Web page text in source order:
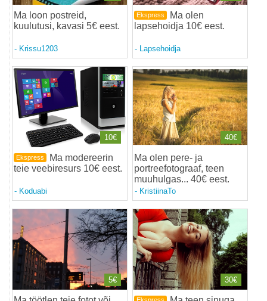
Ma loon postreid,
kuulutusi, kavasi 5€ eest.
- Krissu1203
Ekspress
Ma olen
lapsehoidja 10€ eest.
- Lapsehoidja
Ekspress
Ma modereerin
teie veebiresurs 10€ eest.
- Koduabi
10€
Ma olen pere- ja
portreefotograaf, teen
muuhulgas... 40€ eest.
- KristiinaTo
40€
5€ 30€